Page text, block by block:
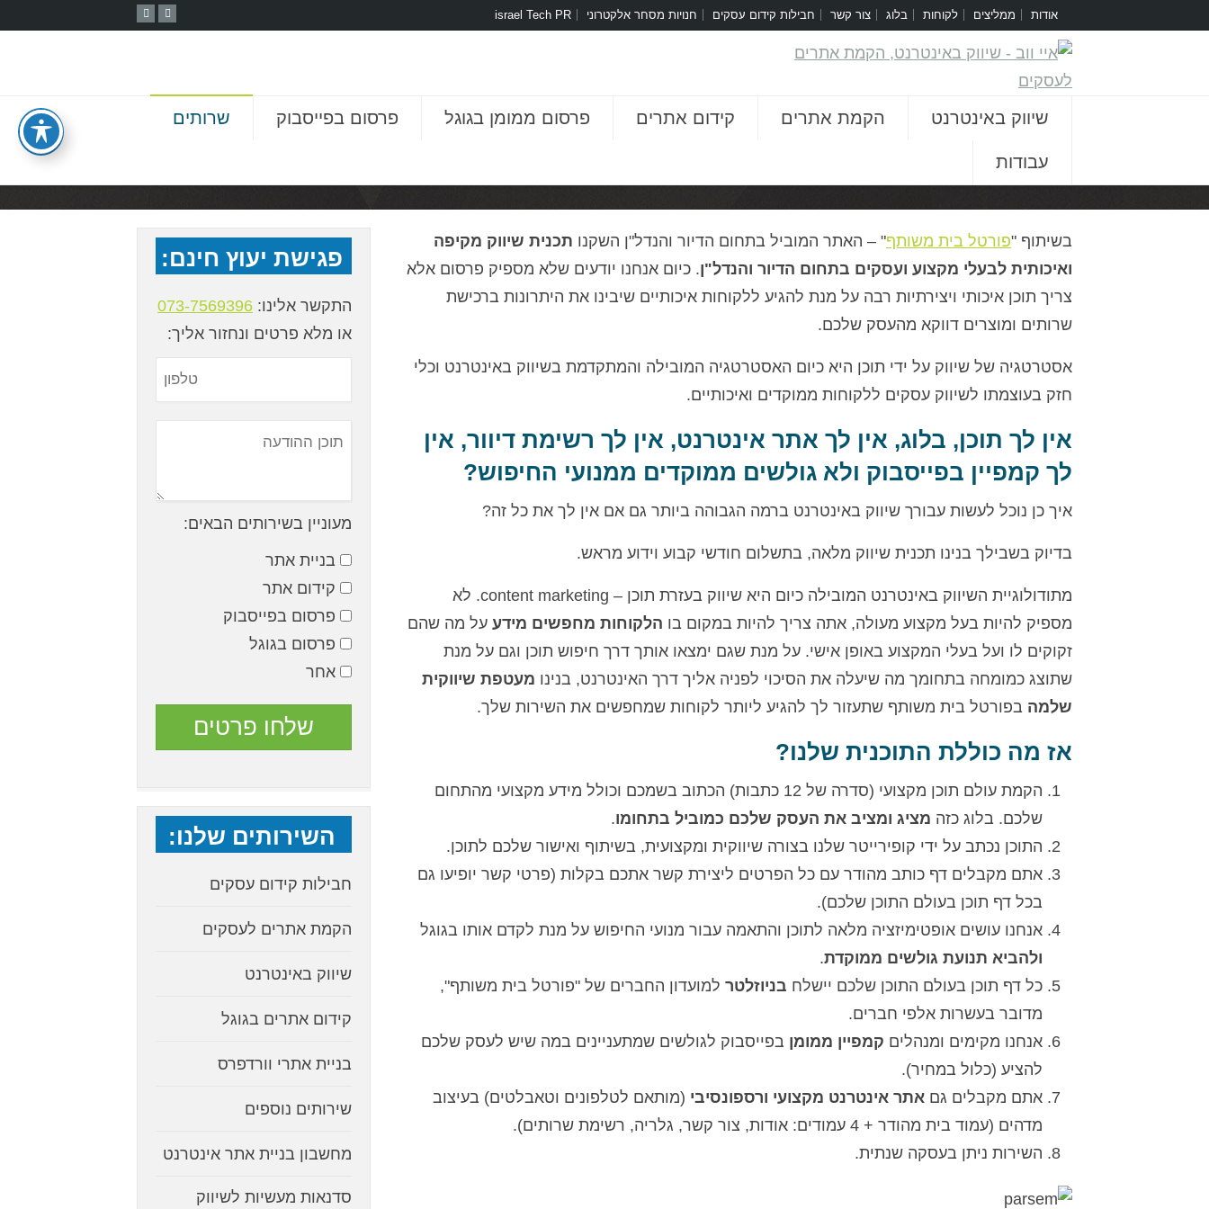
אודות ממליצים לקוחות בלוג צור קשר חבילות קידום עסקים חנויות מסחר אלקטרוני israel Tech PR
שיווק באינטרנט הקמת אתרים קידום אתרים פרסום ממומן בגוגל פרסום בפייסבוק שרותים
עבודות
בשיתוף "פורטל בית משותף" – האתר המוביל בתחום הדיור והנדל"ן השקנו תכנית שיווק מקיפה
ואיכותית לבעלי מקצוע ועסקים בתחום הדיור והנדל"ן. כיום אנחנו יודעים שלא מספיק פרסום אלא
צריך תוכן איכותי ויצירתיות רבה על מנת להגיע ללקוחות איכותיים שיבינו את היתרונות ברכישת
שרותים ומוצרים דווקא מהעסק שלכם.
אסטרטגיה של שיווק על ידי תוכן היא כיום האסטרטגיה המובילה והמתקדמת בשיווק באינטרנט וכלי
חזק בעוצמתו לשיווק עסקים ללקוחות ממוקדים ואיכותיים.
אין לך תוכן, בלוג, אין לך אתר אינטרנט, אין לך רשימת דיוור, אין
לך קמפיין בפייסבוק ולא גולשים ממוקדים ממנועי החיפוש?
איך כן נוכל לעשות עבורך שיווק באינטרנט ברמה הגבוהה ביותר גם אם אין לך את כל זה?
בדיוק בשבילך בנינו תכנית שיווק מלאה, בתשלום חודשי קבוע וידוע מראש.
מתודולוגיית השיווק באינטרנט המובילה כיום היא שיווק בעזרת תוכן – content marketing. לא
מספיק להיות בעל מקצוע מעולה, אתה צריך להיות במקום בו הלקוחות מחפשים מידע על מה שהם
זקוקים לו ועל בעלי המקצוע באופן אישי. על מנת שגם ימצאו אותך דרך חיפוש תוכן וגם על מנת
שתוצג כמומחה בתחומך מה שיעלה את הסיכוי לפניה אליך דרך האינטרנט, בנינו מעטפת שיווקית
שלמה בפורטל בית משותף שתעזור לך להגיע ליותר לקוחות שמחפשים את השירות שלך.
אז מה כוללת התוכנית שלנו?
הקמת עולם תוכן מקצועי (סדרה של 12 כתבות) הכתוב בשמכם וכולל מידע מקצועי מהתחום
שלכם. בלוג כזה מציג ומציב את העסק שלכם כמוביל בתחומו.
התוכן נכתב על ידי קופירייטר שלנו בצורה שיווקית ומקצועית, בשיתוף ואישור שלכם לתוכן.
אתם מקבלים דף כותב מהודר עם כל הפרטים ליצירת קשר אתכם בקלות (פרטי קשר יופיעו גם
בכל דף תוכן בעולם התוכן שלכם).
אנחנו עושים אופטימיזציה מלאה לתוכן והתאמה עבור מנועי החיפוש על מנת לקדם אותו בגוגל
ולהביא תנועת גולשים ממוקדת.
כל דף תוכן בעולם התוכן שלכם יישלח בניוזלטר למועדון החברים של "פורטל בית משותף",
מדובר בעשרות אלפי חברים.
אנחנו מקימים ומנהלים קמפיין ממומן בפייסבוק לגולשים שמתעניינים במה שיש לעסק שלכם
להציע (כלול במחיר).
אתם מקבלים גם אתר אינטרנט מקצועי ורספונסיבי (מותאם לטלפונים וטאבלטים) בעיצוב
מדהים (עמוד בית מהודר + 4 עמודים: אודות, צור קשר, גלריה, רשימת שרותים).
השירות ניתן בעסקה שנתית.
פגישת יעוץ חינם:
התקשר אלינו: 073-7569396
או מלא פרטים ונחזור אליך:
מעוניין בשירותים הבאים:
בניית אתר
קידום אתר
פרסום בפייסבוק
פרסום בגוגל
אחר
השירותים שלנו:
חבילות קידום עסקים
הקמת אתרים לעסקים
שיווק באינטרנט
קידום אתרים בגוגל
בניית אתרי וורדפרס
שירותים נוספים
מחשבון בניית אתר אינטרנט
סדנאות מעשיות לשיווק